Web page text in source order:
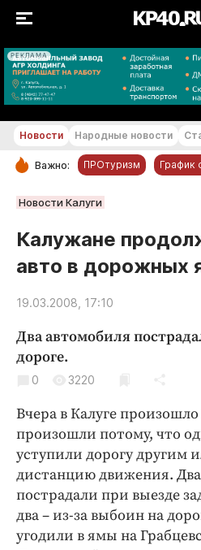
РЕКЛАМА
РУБРИКИ
Новости компаний
Статьи
Народные новости
Авто и транспорт
Благоустройство
Криминал
Недвижимость и ЖКХ
Образование
Общество
Погода
Праздники
Происшествия
Новости Народные новости
Важно: ПРОтуризм График
Новости Калуги
Калужане
авто в дорожных
19.03.2008, 17:10
Два автомобиля
дороге.
0 3220
Вчера в Калуге
произошли потому, что
уступили дорогу другим
дистанцию движения.
пострадали при выезде
два – из-за выбоин на
угодили в ямы на